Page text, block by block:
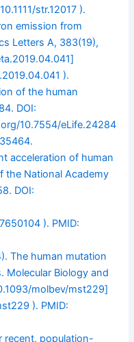
str.12017 ).
emission from
Letters A, 383(19),
).
of the human
DOI:
10.7554/eLife.24284
acceleration of human
the National Academy
DOI:
). PMID:
The human mutation
Molecular Biology and
molbev/mst229]
). PMID:
recent, population-